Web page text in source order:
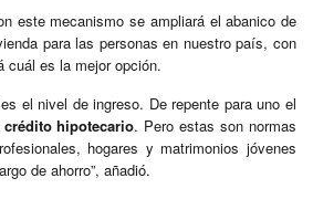
este mecanismo se ampliará el abanico de
para las personas en nuestro país, con
cuál es la mejor opción.
el nivel de ingreso. De repente para uno el
crédito hipotecario. Pero estas son normas
hogares y matrimonios jóvenes
de ahorro”, añadió.